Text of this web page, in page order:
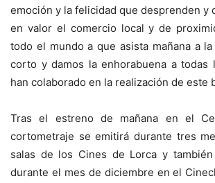
emoción y la felicidad que desprenden y
en valor el comercio local y de
todo el mundo a que asista mañana a
corto y damos la enhorabuena a todas
han colaborado en la realización de este
Tras el estreno de mañana en el
cortometraje se emitirá durante tres
salas de los Cines de Lorca y
durante el mes de diciembre en el